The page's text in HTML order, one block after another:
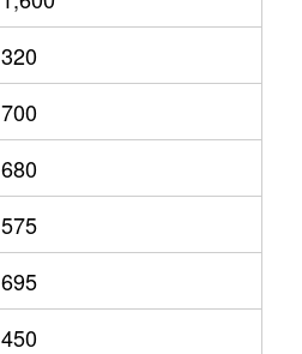
320
700
680
575
695
450